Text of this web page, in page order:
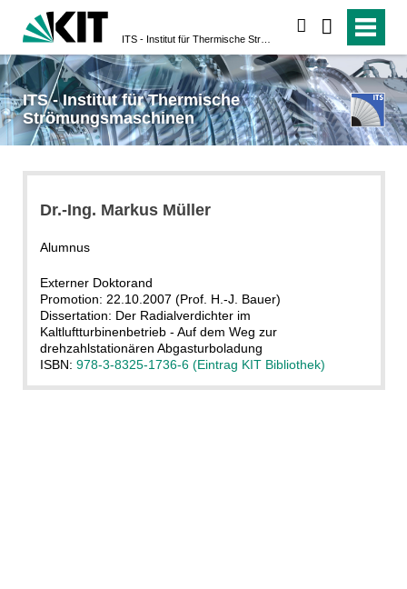
ITS - Institut für Thermische
Strömungsmaschinen
Dr.-Ing. Markus Müller
Alumnus
Externer Doktorand
Promotion: 22.10.2007 (Prof. H.-J. Bauer)
Dissertation: Der Radialverdichter im
Kaltluftturbinenbetrieb - Auf dem Weg zur
drehzahlstationären Abgasturboladung
ISBN: 978-3-8325-1736-6 (Eintrag KIT Bibliothek)